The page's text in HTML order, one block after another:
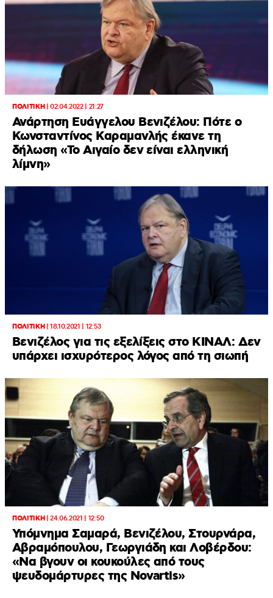
ΠΟΛΙΤΙΚΗ|02.04.2022 | 21:27
Ανάρτηση Ευάγγελου Βενιζέλου: Πότε ο
Κωνσταντίνος Καραμανλής έκανε τη
δήλωση «Το Αιγαίο δεν είναι ελληνική
λίμνη»
ΠΟΛΙΤΙΚΗ|18.10.2021 | 12:53
Βενιζέλος για τις εξελίξεις στο ΚΙΝΑΛ: Δεν
υπάρχει ισχυρότερος λόγος από τη σιωπή
ΠΟΛΙΤΙΚΗ|24.06.2021 | 12:50
Υπόμνημα Σαμαρά, Βενιζέλου, Στουρνάρα,
Αβραμόπουλου, Γεωργιάδη και Λοβέρδου:
«Να βγουν οι κουκούλες από τους
ψευδομάρτυρες της Novartis»